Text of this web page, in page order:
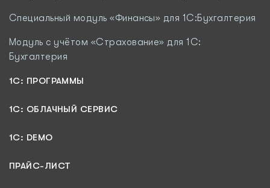
Специальный модуль «Финансы» для 1С:Бухгалтерия
Модуль c учётом «Страхование» для 1С:
Бухгалтерия
1С: ПРОГРАММЫ
1C: ОБЛАЧНЫЙ СЕРВИС
1C: DEMO
ПРАЙС-ЛИСТ